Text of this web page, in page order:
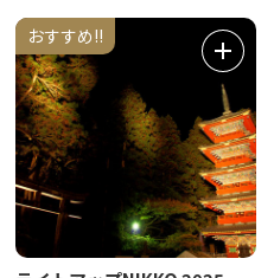
おすすめ!!